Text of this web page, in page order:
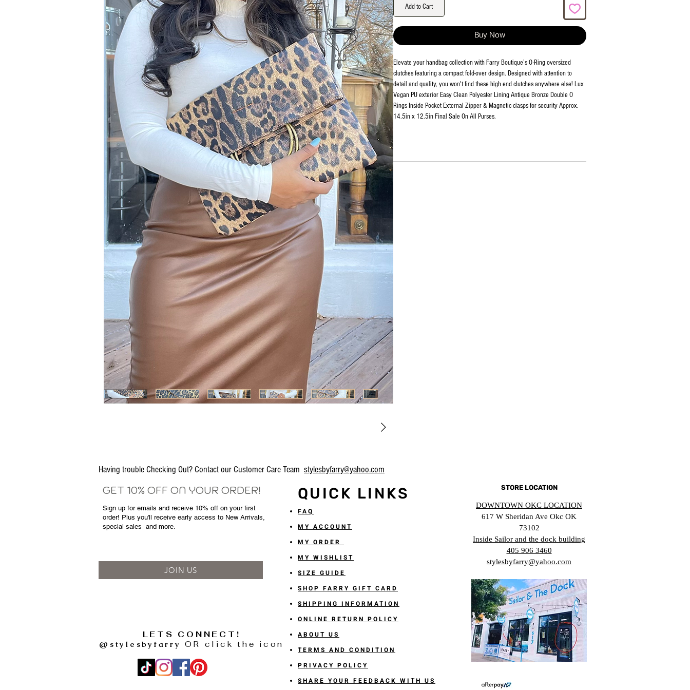
Add to Cart
Buy Now
Elevate your handbag collection with Farry Boutique’s O-Ring oversized
clutches featuring a compact fold-over design. Designed with attention to
detail and quality, you won't find these high end clutches anywhere else! Lux
Vegan PU exterior Easy Clean Polyester Lining Antique Bronze Double O
Rings Inside Pocket External Zipper & Magnetic clasps for security Approx.
14.5in x 12.5in Final Sale On All Purses.
Having trouble Checking Out? Contact our Customer Care Team stylesbyfarry@yahoo.com
GET 10% OFF ON YOUR ORDER! QUICK LINKS
Sign up for emails and receive 10% off on your first
order! Plus you'll receive early access to New Arrivals,
special sales and more.
JOIN US
LETS CONNECT!
@stylesbyfarry
OR click the icon
FAQ
MY ACCOUNT
MY ORDER
MY WISHLIST
SIZE GUIDE
SHOP FARRY GIFT CARD
SHIPPING INFORMATION
ONLINE RETURN POLICY
ABOUT US
TERMS AND CONDITION
PRIVACY POLICY
SHARE YOUR FEEDBACK WITH US
STORE LOCATION
DOWNTOWN OKC LOCATION
617 W Sheridan Ave Okc OK
73102
Inside Sailor and the dock building
405 906 3460
stylesbyfarry@yahoo.com